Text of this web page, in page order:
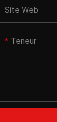
Site Web
Teneur